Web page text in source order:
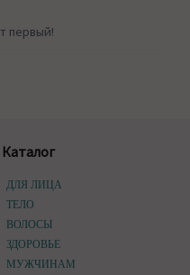
первый!
Каталог
ДЛЯ ЛИЦА
ТЕЛО
ВОЛОСЫ
ЗДОРОВЬЕ
МУЖЧИНАМ